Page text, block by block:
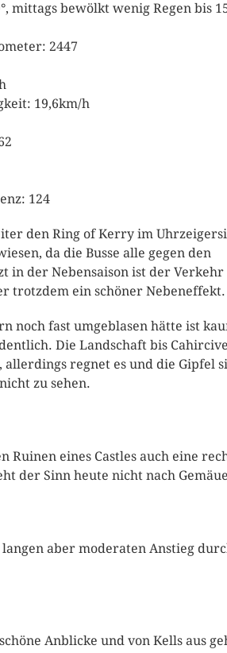
mittags bewölkt wenig Regen bis
2447
19,6km/h
124
den Ring of Kerry im
da die Busse alle gegen den
in der Nebensaison ist der Verkehr
trotzdem ein schöner Nebeneffekt.
noch fast umgeblasen hätte ist
Die Landschaft bis
allerdings regnet es und die Gipfel
zu sehen.
Ruinen eines Castles auch eine
der Sinn heute nicht nach
aber moderaten Anstieg
Anblicke und von Kells aus